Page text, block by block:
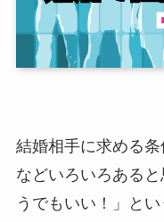
結婚相手に求める
などいろいろある
うでもいい！」と